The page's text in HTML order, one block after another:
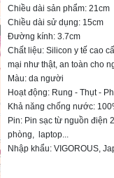
Chiều dài sản phẩm: 21cm
Chiều dài sử dụng: 15cm
Đường kính: 3.7cm
Chất liệu: Silicon y tế cao
mại như thật, an toàn cho
Màu: da người
Hoạt động: Rung - Thụt -
Khả năng chống nước:
Pin: Pin sạc từ nguồn điện
phòng, laptop...
Nhập khẩu: VIGOROUS ,